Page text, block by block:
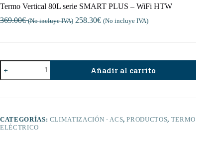
Termo Vertical 80L serie SMART PLUS – WiFi HTW
369.00€ (No incluye IVA) 258.30€ (No incluye IVA)
Termo
Vertical
80L
WiFi
HTW
Añadir al carrito
CATEGORÍAS: CLIMATIZACIÓN - ACS,PRODUCTOS, TERMO
ELÉCTRICO